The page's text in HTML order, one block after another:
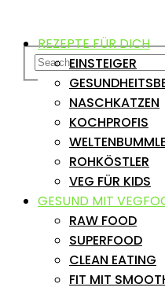
REZEPTE FÜR DICH
EINSTEIGER
NASCHKATZEN
KOCHPROFIS
ROHKÖSTLER
VEG FÜR KIDS
GESUND MIT
RAW FOOD
SUPERFOOD
CLEAN EATING
FIT MIT